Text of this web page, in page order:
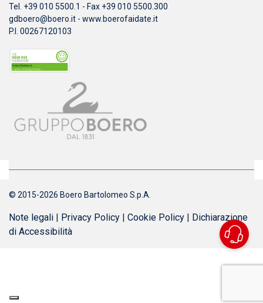
Tel. +39 010 5500.1 - Fax +39 010 5500.300
gdboero@boero.it - www.boerofaidate.it
P.I. 00267120103
© 2015-2026 Boero Bartolomeo S.p.A.
Note legali | Privacy Policy | Cookie Policy | Dichiarazione
di Accessibilità